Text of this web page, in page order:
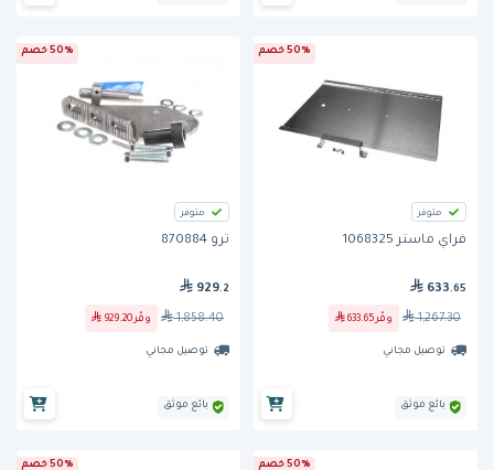
50% خصم
متوفر
فراي ماستر 1068325
633 .65
1,267.30 وفّر 633.65
توصيل مجاني
بائع موثق
50% خصم
متوفر
ترو 870884
929.2
1,858.40 وفّر 929.20
توصيل مجاني
بائع موثق
50% خصم 50% خصم